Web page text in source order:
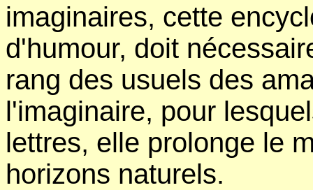
imaginaires, cette
d'humour, doit
rang des usuels des
l'imaginaire, pour
lettres, elle prolonge le
horizons naturels.